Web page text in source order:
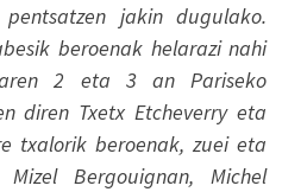
jakin dugulako.
beroenak helarazi nahi
2 eta 3 an Pariseko
diren Txetx Etcheverry eta
txalorik beroenak, zuei eta
Bergouignan, Michel